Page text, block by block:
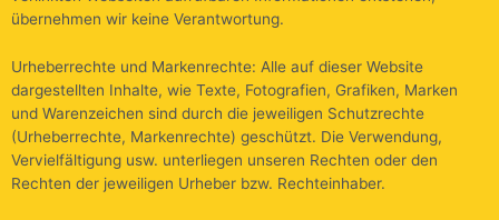
übernehmen wir keine Verantwortung.
Urheberrechte und Markenrechte: Alle auf dieser Website
dargestellten Inhalte, wie Texte, Fotografien, Grafiken, Marken
und Warenzeichen sind durch die jeweiligen Schutzrechte
(Urheberrechte, Markenrechte) geschützt. Die Verwendung,
Vervielfältigung usw. unterliegen unseren Rechten oder den
Rechten der jeweiligen Urheber bzw. Rechteinhaber.